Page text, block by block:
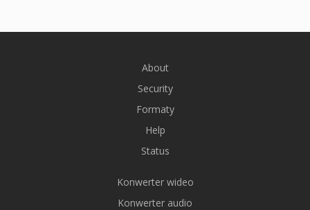
About
Security
Formaty
Help
Status
Konwerter wideo
Konwerter audio